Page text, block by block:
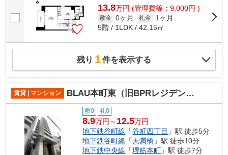
13.8万円 (管理費等：9,000円 )
敷金 0ヶ月 礼金
1ヶ月
5階 / 1LDK / 42.15㎡
残り 1件を表示する
賃貸 | マンション BLAU本町東（旧BPRレジデンス本町東）
敷0 礼0
8.9万円～ 12.5万円
地下鉄谷町線 「谷町四丁目 」駅 徒歩5分
地下鉄谷町線 「天満橋 」駅 徒歩10分
地下鉄中央線 「堺筋本町 」駅 徒歩7分